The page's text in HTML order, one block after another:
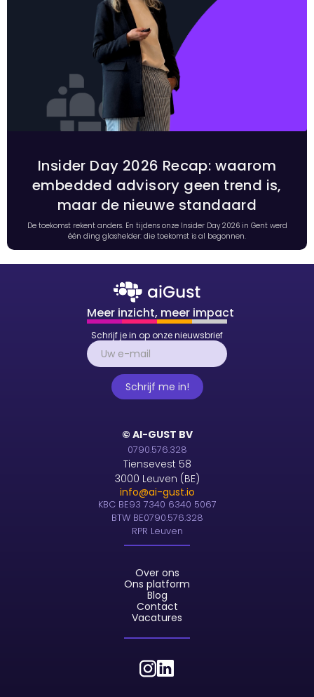
Insider Day 2026 Recap: waarom
embedded advisory geen trend is,
maar de nieuwe standaard
De toekomst rekent anders. En tijdens onze Insider Day 2026 in Gent werd
één ding glashelder: die toekomst is al begonnen.
Meer inzicht, meer impact
Schrijf je in op onze nieuwsbrief
© AI-GUST BV
0790.576.328
Tiensevest 58
3000 Leuven (BE)
info@ai-gust.io
KBC BE93 7340 6340 5067
BTW BE0790.576.328
RPR Leuven
Over ons
Ons platform
Blog
Contact
Vacatures